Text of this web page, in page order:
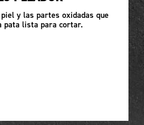
y las partes oxidadas que
pata lista para cortar.